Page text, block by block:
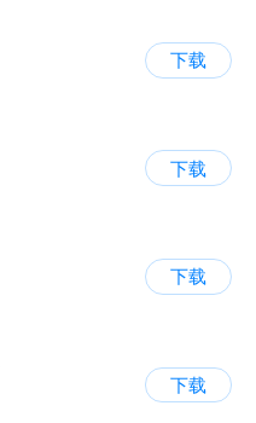
下载
下载
下载
下载